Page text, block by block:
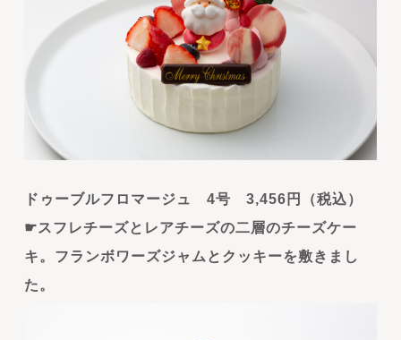
ドゥーブルフロマージュ 4号 3,456円（税込）
☛スフレチーズとレアチーズの二層のチーズケー
キ。フランボワーズジャムとクッキーを敷きまし
た。